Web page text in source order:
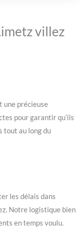
villez
une précieuse
pour garantir qu’ils
tout au long du
les délais dans
Notre logistique bien
en temps voulu.